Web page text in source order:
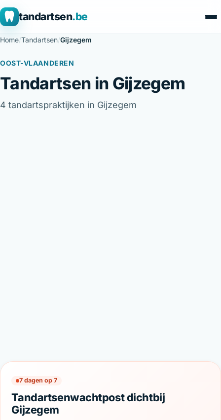
tandartsen.be
Home/Tandartsen/Gijzegem
OOST-VLAANDEREN
Tandartsen in Gijzegem
4 tandartspraktijken in Gijzegem
7 dagen op 7
Tandartsenwachtpost dichtbij
Gijzegem